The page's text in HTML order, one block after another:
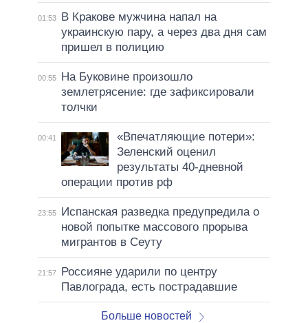
01:53
В Кракове мужчина напал на
украинскую пару, а через два дня сам
пришел в полицию
00:55
На Буковине произошло
землетрясение: где зафиксировали
толчки
00:41
«Впечатляющие потери»:
Зеленский оценил
результаты 40-дневной
операции против рф
23:55
Испанская разведка предупредила о
новой попытке массового прорыва
мигрантов в Сеуту
21:57
Россияне ударили по центру
Павлограда, есть пострадавшие
Больше новостей